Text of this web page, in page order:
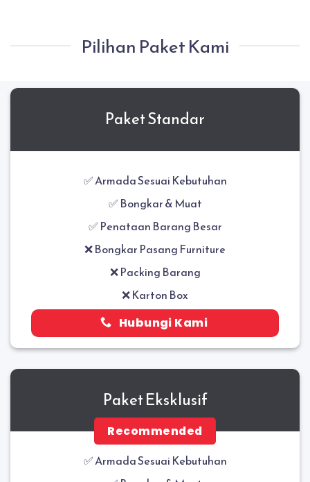
Pilihan Paket Kami
Paket Standar
✅ Armada Sesuai Kebutuhan
✅ Bongkar & Muat
✅ Penataan Barang Besar
❌ Bongkar Pasang Furniture
❌ Packing Barang
❌ Karton Box
Hubungi Kami
Paket Eksklusif
Recommended
✅ Armada Sesuai Kebutuhan